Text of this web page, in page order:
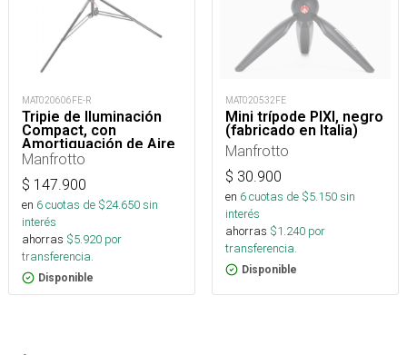
MAT020606FE-R
Tripie de Iluminación
Compact, con
Amortiguación de Aire
Manfrotto
$ 147.900
en 6cuotas de $24.650sin
interés
ahorras $5.920 por
transferencia.
Disponible
MAT020532FE
Mini trípode PIXI, negro
(fabricado en Italia)
Manfrotto
$ 30.900
en 6cuotas de $5.150sin
interés
ahorras $1.240 por
transferencia.
Disponible